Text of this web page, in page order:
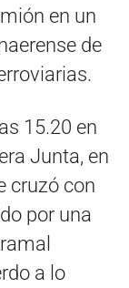
en un
de
15.20 en
Junta, en
cruzó con
por una
a lo